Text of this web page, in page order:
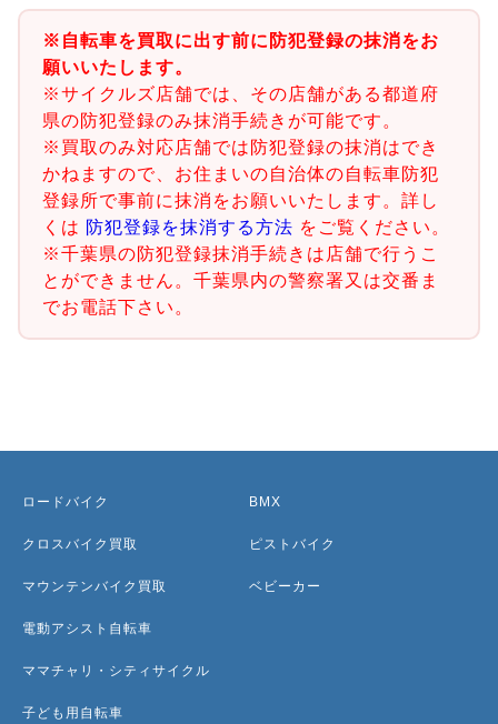
※自転車を買取に出す前に防犯登録の抹消をお
願いいたします。
※サイクルズ店舗では、その店舗がある都道府
県の防犯登録のみ抹消手続きが可能です。
※買取のみ対応店舗では防犯登録の抹消はでき
かねますので、お住まいの自治体の自転車防犯
登録所で事前に抹消をお願いいたします。詳し
くは 防犯登録を抹消する方法 をご覧ください。
※千葉県の防犯登録抹消手続きは店舗で行うこ
とができません。千葉県内の警察署又は交番ま
でお電話下さい。
ロードバイク
クロスバイク買取
マウンテンバイク買取
電動アシスト自転車
ママチャリ・シティサイクル
子ども用自転車
BMX
ピストバイク
ベビーカー